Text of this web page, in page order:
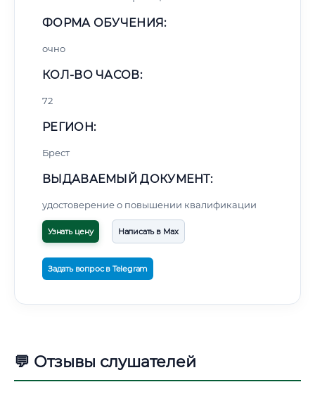
ФОРМА ОБУЧЕНИЯ:
очно
КОЛ-ВО ЧАСОВ:
72
РЕГИОН:
Брест
ВЫДАВАЕМЫЙ ДОКУМЕНТ:
удостоверение о повышении квалификации
Узнать цену Написать в Max
Задать вопрос в Telegram
💬 Отзывы слушателей